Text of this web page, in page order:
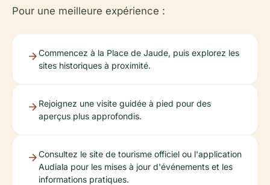
Pour une meilleure expérience :
Commencez à la Place de Jaude, puis explorez les
sites historiques à proximité.
Rejoignez une visite guidée à pied pour des
aperçus plus approfondis.
Consultez le site de tourisme officiel ou l'application
Audiala pour les mises à jour d'événements et les
informations pratiques.